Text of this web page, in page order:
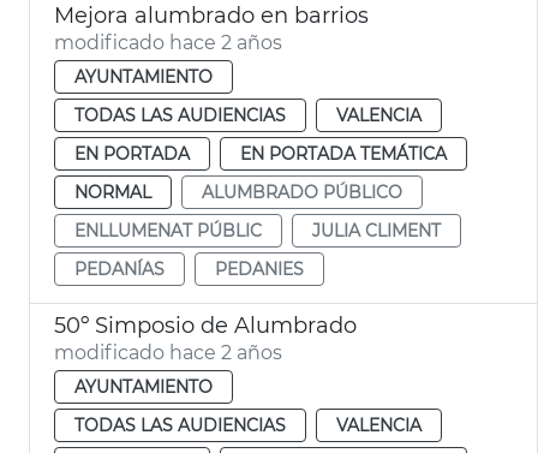
Mejora alumbrado en barrios
modificado hace 2 años
AYUNTAMIENTO
TODAS LAS AUDIENCIAS
VALENCIA
EN PORTADA
EN PORTADA TEMÁTICA
NORMAL
ALUMBRADO PÚBLICO
ENLLUMENAT PÚBLIC
JULIA CLIMENT
PEDANÍAS
PEDANIES
50º Simposio de Alumbrado
modificado hace 2 años
AYUNTAMIENTO
TODAS LAS AUDIENCIAS
VALENCIA